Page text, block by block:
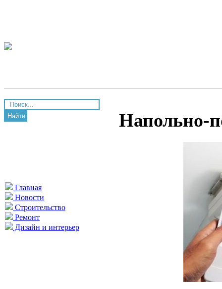
Найти
Главная
Новости
Строительство
Ремонт
Дизайн и интерьер
Напольно-